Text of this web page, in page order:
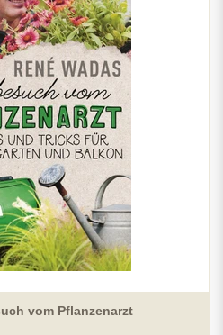
vom Pflanzenarzt